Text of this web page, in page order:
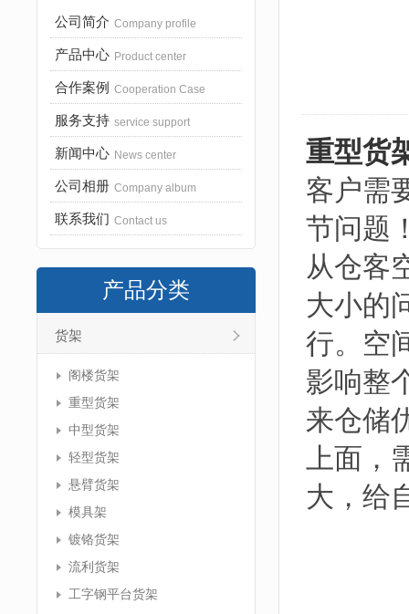
公司简介 Company profile
产品中心 Product center
合作案例 Cooperation Case
服务支持 service support
新闻中心 News center
公司相册 Company album
联系我们 Contact us
产品分类
货架
阁楼货架
重型货架
中型货架
轻型货架
悬臂货架
模具架
镀铬货架
流利货架
工字钢平台货架
重型货
客户需
节问题
从仓客
大小的
行。空
影响整
来仓储
上面，
大，给